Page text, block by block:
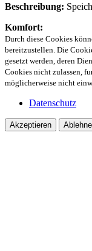
Beschreibung:
Komfort:
Durch diese Cookies
bereitzustellen. Die
gesetzt werden, deren
Cookies nicht zulassen,
möglicherweise nicht
Datenschutz
Akzeptieren